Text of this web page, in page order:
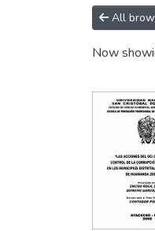
All
Now